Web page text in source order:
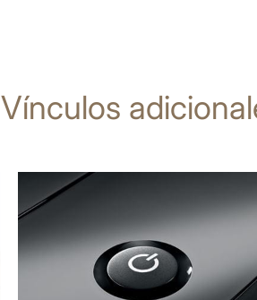
Vínculos
información